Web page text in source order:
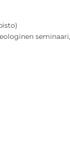
seminaari,